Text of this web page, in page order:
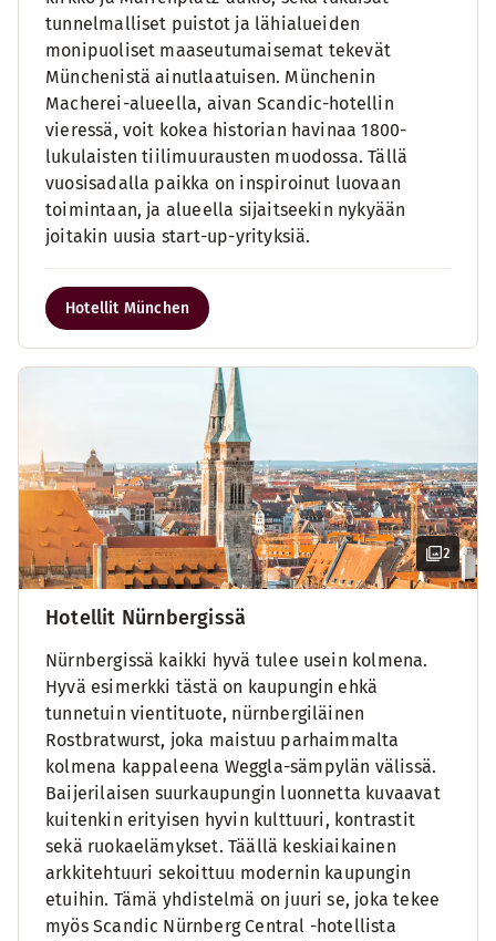
tunnelmalliset puistot ja lähialueiden
monipuoliset maaseutumaisemat tekevät
Münchenistä ainutlaatuisen. Münchenin
Macherei-alueella, aivan Scandic-hotellin
vieressä, voit kokea historian havinaa 1800-
lukulaisten tiilimuurausten muodossa. Tällä
vuosisadalla paikka on inspiroinut luovaan
toimintaan, ja alueella sijaitseekin nykyään
joitakin uusia start-up-yrityksiä.
Hotellit München
2
Hotellit Nürnbergissä
Nürnbergissä kaikki hyvä tulee usein kolmena.
Hyvä esimerkki tästä on kaupungin ehkä
tunnetuin vientituote, nürnbergiläinen
Rostbratwurst, joka maistuu parhaimmalta
kolmena kappaleena Weggla-sämpylän välissä.
Baijerilaisen suurkaupungin luonnetta kuvaavat
kuitenkin erityisen hyvin kulttuuri, kontrastit
sekä ruokaelämykset. Täällä keskiaikainen
arkkitehtuuri sekoittuu modernin kaupungin
etuihin. Tämä yhdistelmä on juuri se, joka tekee
myös Scandic Nürnberg Central -hotellista